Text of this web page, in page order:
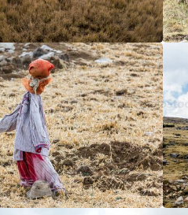
5/5
5/5